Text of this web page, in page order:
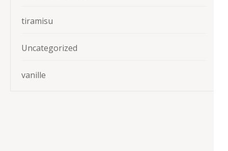
tiramisu
Uncategorized
vanille